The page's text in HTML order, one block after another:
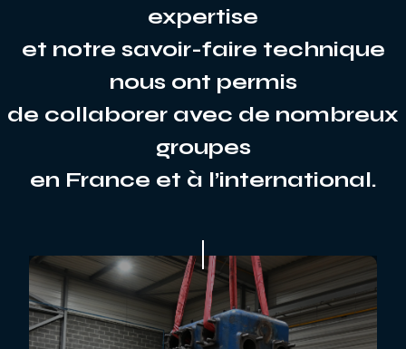
expertise
et notre savoir-faire technique
nous ont permis
de collaborer avec de nombreux
groupes
en France et à l’international.